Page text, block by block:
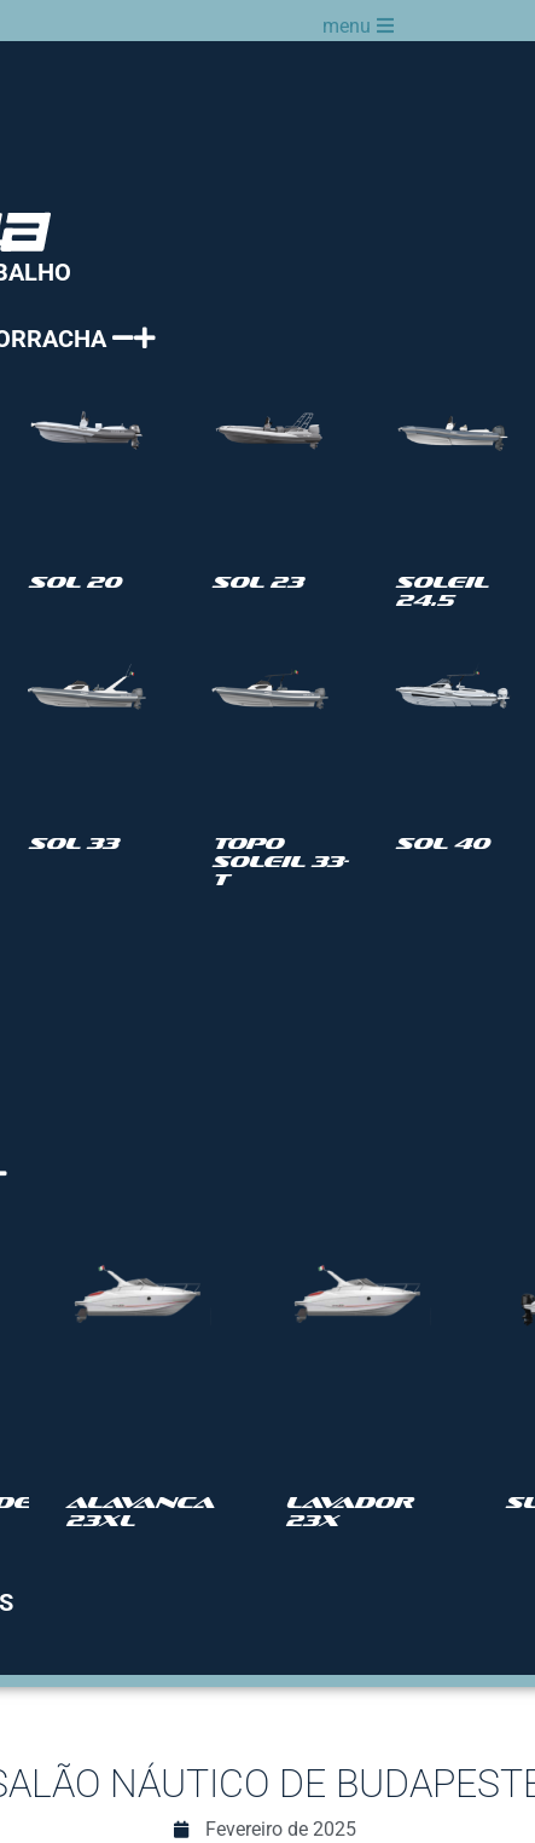
menu
Sol 20 Sol 23
Soleil
24.5
Sol 33
Topo
Soleil 33-
T
Sol 40
Alavanca
23XL
Lavador
23X
NÁUTICO DE
Fevereiro de 2025